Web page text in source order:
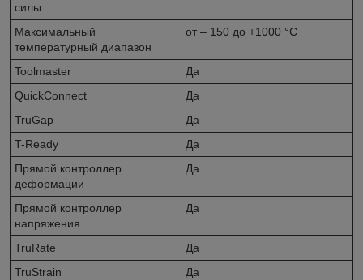
силы
Максимальный
температурный диапазон
от – 150 до +1000 °C
Toolmaster
Да
QuickConnect
Да
TruGap
Да
T-Ready
Да
Прямой контроллер
деформации
Да
Прямой контроллер
напряжения
Да
TruRate
Да
TruStrain
Да